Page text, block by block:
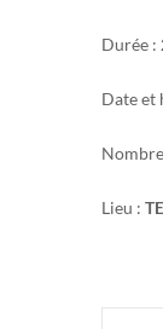
Durée :
Date et
Lieu :